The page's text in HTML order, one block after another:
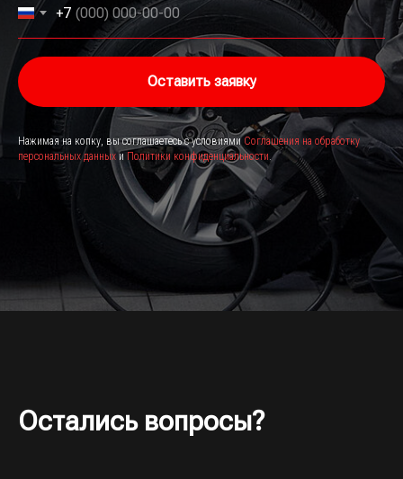
+7
Оставить заявку
Нажимая на копку, вы соглашаетесь с условиямиСоглашения на обработку
персональных данныхи Политики конфиденциальности
Остались вопросы?